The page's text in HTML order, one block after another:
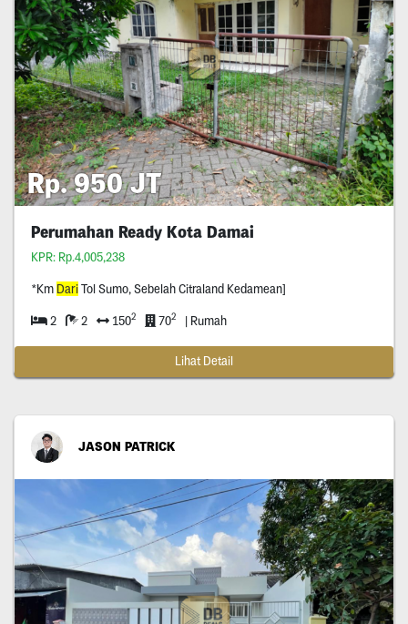
Rp. 950 JT
Perumahan Ready Kota Damai
KPR: Rp.4,005,238
*Km DariTol Sumo, Sebelah Citraland Kedamean]
2 2 1502 702 | Rumah
Lihat Detail
JASON PATRICK